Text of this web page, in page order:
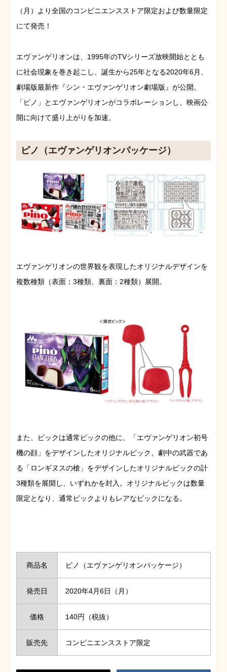
（月）より全国のコンビニエンスストア限定および数量限定
にて発売！
エヴァンゲリオンは、1995年のTVシリーズ放映開始ととも
に社会現象を巻き起こし、誕生から25年となる2020年6月、
劇場版最新作『シン・エヴァンゲリオン劇場版』が公開。
「ピノ」とエヴァンゲリオンがコラボレーションし、映画公
開に向けて盛り上がりを加速。
ピノ（エヴァンゲリオンパッケージ）
エヴァンゲリオンの世界観を表現したオリジナルデザインを
複数種類（表面：3種類、裏面：2種類）展開。
また、ピックは通常ピックの他に、「エヴァンゲリオン初号
機の顔」をデザインしたオリジナルピック、劇中の武器であ
る「ロンギヌスの槍」をデザインしたオリジナルピックの計
3種類を展開し、いずれかを封入。オリジナルピックは数量
限定となり、通常ピックよりもレアなピックになる。
商品名 ピノ（エヴァンゲリオンパッケージ）
発売日 2020年4月6日（月）
価格 140円（税抜）
販売先 コンビニエンスストア限定